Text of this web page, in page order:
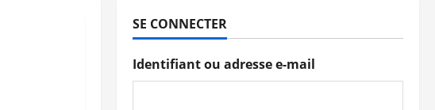
SE CONNECTER
Identifiant ou adresse e-mail